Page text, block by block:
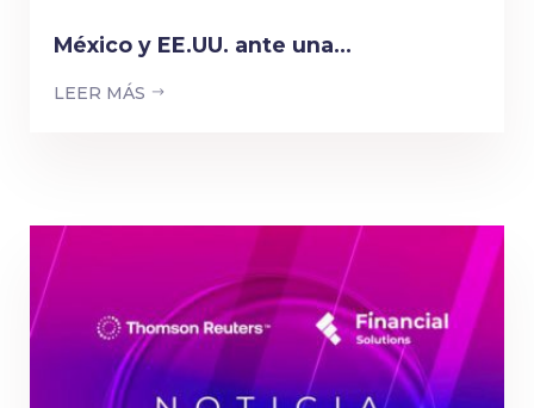
México y EE.UU. ante una...
LEER MÁS